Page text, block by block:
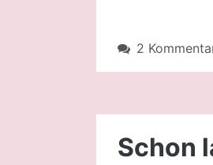
2
Schon